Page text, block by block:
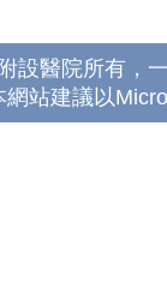
設醫院所有，
站建議以